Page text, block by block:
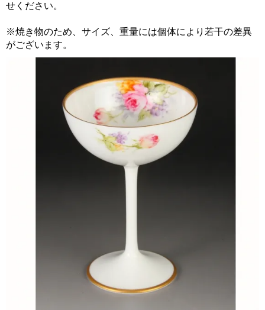
せください。
※焼き物のため、サイズ、重量には個体により若干の差異
がございます。